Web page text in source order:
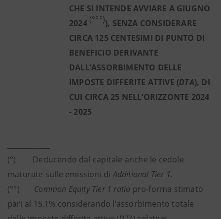
CHE SI INTENDE AVVIARE A GIUGNO
2024 (°°°)), SENZA CONSIDERARE
CIRCA 125 CENTESIMI DI PUNTO DI
BENEFICIO DERIVANTE
DALL’ASSORBIMENTO DELLE
IMPOSTE DIFFERITE ATTIVE (DTA), DI
CUI CIRCA 25 NELL’ORIZZONTE 2024
- 2025
(°) Deducendo dal capitale anche le cedole
maturate sulle emissioni diAdditional Tier 1.
(°°) Common Equity Tier 1 ratio pro-forma stimato
pari al 15,1% considerando l’assorbimento totale